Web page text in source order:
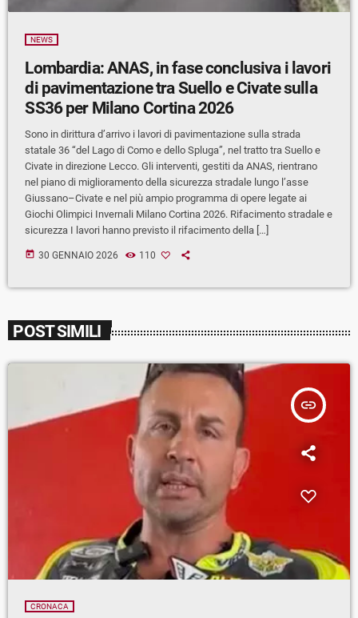
NEWS
Lombardia: ANAS, in fase conclusiva i lavori
di pavimentazione tra Suello e Civate sulla
SS36 per Milano Cortina 2026
Sono in dirittura d’arrivo i lavori di pavimentazione sulla strada
statale 36 “del Lago di Como e dello Spluga”, nel tratto tra Suello e
Civate in direzione Lecco. Gli interventi, gestiti da ANAS, rientrano
nel piano di miglioramento della sicurezza stradale lungo l’asse
Giussano–Civate e nel più ampio programma di opere legate ai
Giochi Olimpici Invernali Milano Cortina 2026. Rifacimento stradale e
sicurezza I lavori hanno previsto il rifacimento della […]
today 30 GENNAIO 2026 110
POST SIMILI
insert_link
CRONACA